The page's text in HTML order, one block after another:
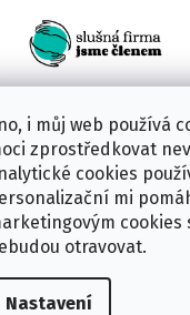
i můj web používá
zprostředkovat
cookies
mi
otravovat.
Nastavení